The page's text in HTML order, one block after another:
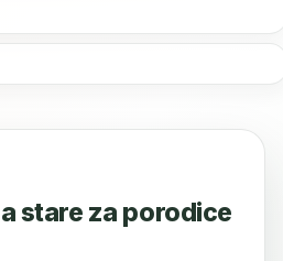
stare za porodice